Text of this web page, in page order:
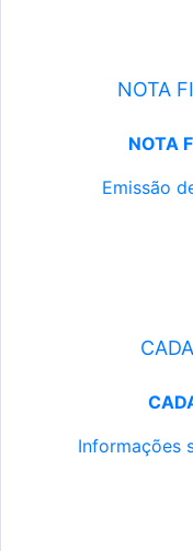
NOTA
NOTA
Emissão
Informações